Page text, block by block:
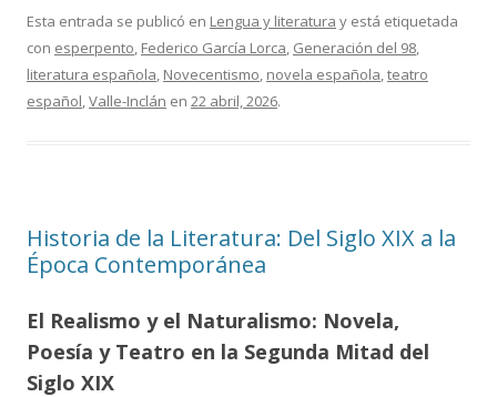
Esta entrada se publicó en Lengua y literatura y está etiquetada
con esperpento, Federico García Lorca, Generación del 98,
literatura española, Novecentismo, novela española,teatro
español,Valle-Inclán en 22 abril, 2026.
Historia de la Literatura: Del Siglo XIX a la
Época Contemporánea
El Realismo y el Naturalismo: Novela,
Poesía y Teatro en la Segunda Mitad del
Siglo XIX